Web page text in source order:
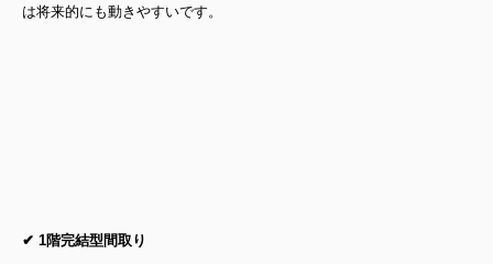
は将来的にも動きやすいです。
✔ 1階完結型間取り